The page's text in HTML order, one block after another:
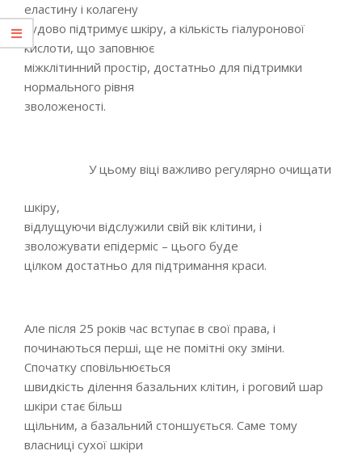
еластину і колагену
чудово підтримує шкіру, а кількість гіалуронової
кислоти, що заповнює
міжклітинний простір, достатньо для підтримки
нормального рівня
зволоженості.
У цьому віці важливо регулярно очищати
шкіру,
відлущуючи відслужили свій вік клітини, і
зволожувати епідерміс – цього буде
цілком достатньо для підтримання краси.
Але після 25 років час вступає в свої права, і
починаються перші, ще не помітні оку зміни.
Спочатку сповільнюється
швидкість ділення базальних клітин, і роговий шар
шкіри стає більш
щільним, а базальний стоншується. Саме тому
власниці сухої шкіри